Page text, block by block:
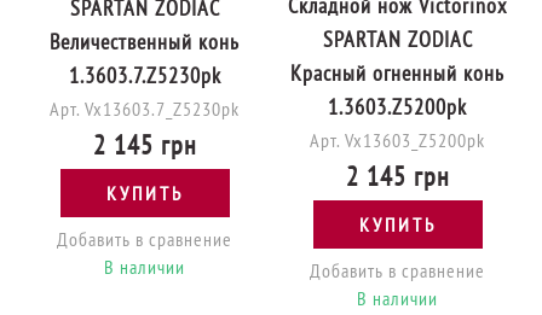
SPARTAN ZODIAC
Величественный конь
1.3603.7.Z5230pk
Арт. Vx13603.7_Z5230pk
2 145 грн
КУПИТЬ
Добавить в сравнение
В наличии
SPARTAN ZODIAC
Красный огненный конь
1.3603.Z5200pk
Арт. Vx13603_Z5200pk
2 145 грн
КУПИТЬ
Добавить в сравнение
В наличии